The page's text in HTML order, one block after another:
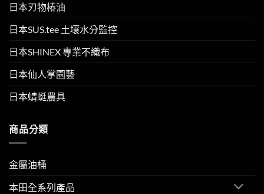
日本刃物椿油
日本SUS.tee 土壤水分監控
日本SHINEX 專業不織布
日本仙人掌園藝
日本蜻蜓農具
商品分類
金屬油桶
本田全系列產品